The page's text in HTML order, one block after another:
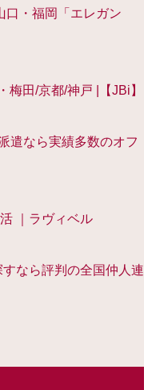
口・福岡「エレガン
梅田/京都/神戸 |【JBi】
遣なら実績多数のオフ
｜ラヴィベル
なら評判の全国仲人連